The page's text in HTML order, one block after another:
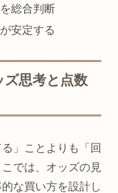
総合判断
安定する
ズ思考と点数
」ことよりも「回
では、オッズの見
な買い方を設計し